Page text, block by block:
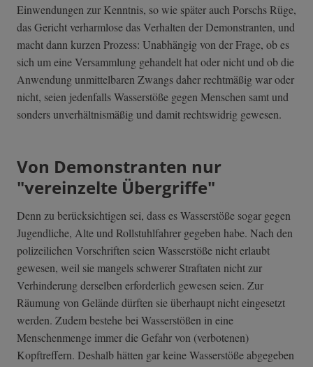
Einwendungen zur Kenntnis, so wie später auch Porschs Rüge,
das Gericht verharmlose das Verhalten der Demonstranten, und
macht dann kurzen Prozess: Unabhängig von der Frage, ob es
sich um eine Versammlung gehandelt hat oder nicht und ob die
Anwendung unmittelbaren Zwangs daher rechtmäßig war oder
nicht, seien jedenfalls Wasserstöße gegen Menschen samt und
sonders unverhältnismäßig und damit rechtswidrig gewesen.
Von Demonstranten nur
"vereinzelte Übergriffe"
Denn zu berücksichtigen sei, dass es Wasserstöße sogar gegen
Jugendliche, Alte und Rollstuhlfahrer gegeben habe. Nach den
polizeilichen Vorschriften seien Wasserstöße nicht erlaubt
gewesen, weil sie mangels schwerer Straftaten nicht zur
Verhinderung derselben erforderlich gewesen seien. Zur
Räumung von Gelände dürften sie überhaupt nicht eingesetzt
werden. Zudem bestehe bei Wasserstößen in eine
Menschenmenge immer die Gefahr von (verbotenen)
Kopftreffern. Deshalb hätten gar keine Wasserstöße abgegeben